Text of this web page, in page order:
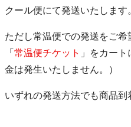
クール便にて発送いたします
ただし常温便での発送をご希
「 常温便チケット 」をカー
金は発生いたしません。）
いずれの発送方法でも商品到